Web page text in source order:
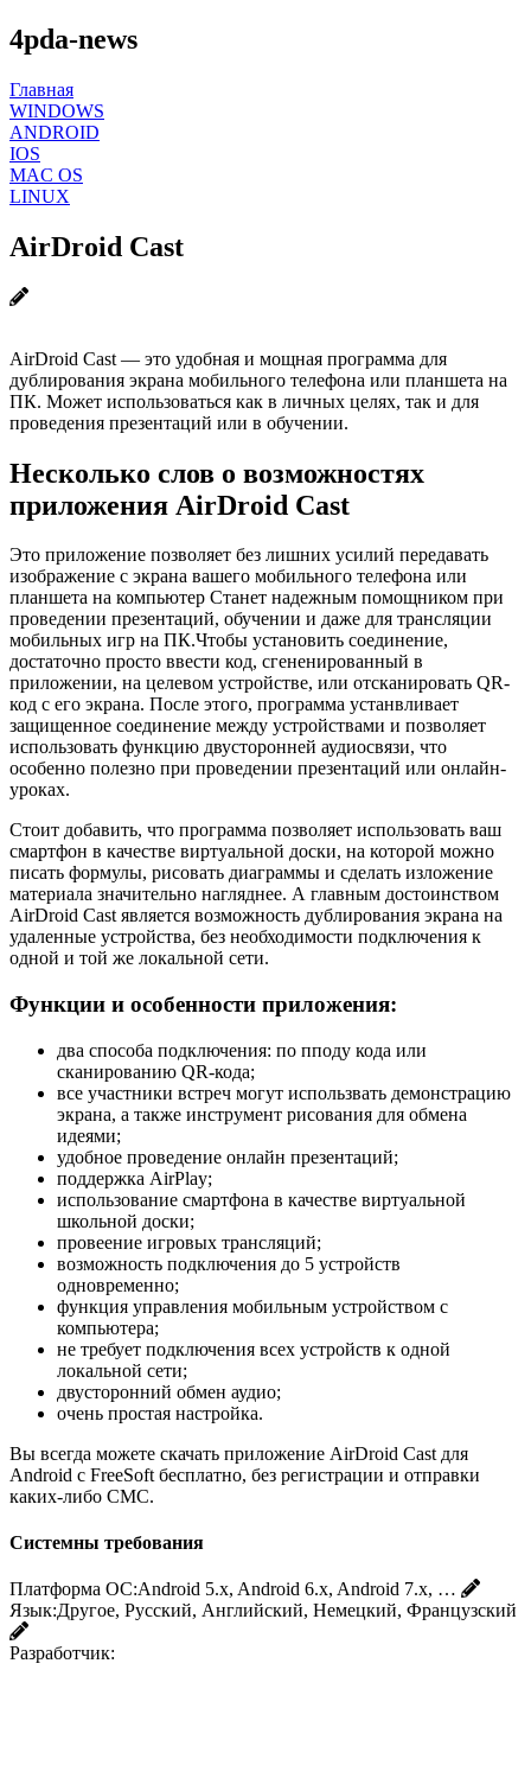
4pda-news
Главная
WINDOWS
ANDROID
IOS
MAC OS
LINUX
AirDroid Cast
AirDroid Cast — это удобная и мощная программа для
дублирования экрана мобильного телефона или планшета на
ПК. Может использоваться как в личных целях, так и для
проведения презентаций или в обучении.
Несколько слов о возможностях
приложения AirDroid Cast
Это приложение позволяет без лишних усилий передавать
изображение с экрана вашего мобильного телефона или
планшета на компьютер Станет надежным помощником при
проведении презентаций, обучении и даже для трансляции
мобильных игр на ПК.Чтобы установить соединение,
достаточно просто ввести код, сгененированный в
приложении, на целевом устройстве, или отсканировать QR-
код с его экрана. После этого, программа устанвливает
защищенное соединение между устройствами и позволяет
использовать функцию двусторонней аудиосвязи, что
особенно полезно при проведении презентаций или онлайн-
уроках.
Стоит добавить, что программа позволяет использовать ваш
смартфон в качестве виртуальной доски, на которой можно
писать формулы, рисовать диаграммы и сделать изложение
материала значительно нагляднее. А главным достоинством
AirDroid Cast является возможность дублирования экрана на
удаленные устройства, без необходимости подключения к
одной и той же локальной сети.
Функции и особенности приложения:
два способа подключения: по пподу кода или
сканированию QR-кода;
все участники встреч могут использвать демонстрацию
экрана, а также инструмент рисования для обмена
идеями;
удобное проведение онлайн презентаций;
поддержка AirPlay;
использование смартфона в качестве виртуальной
школьной доски;
провеение игровых трансляций;
возможность подключения до 5 устройств
одновременно;
функция управления мобильным устройством с
компьютера;
не требует подключения всех устройств к одной
локальной сети;
двусторонний обмен аудио;
очень простая настройка.
Вы всегда можете скачать приложение AirDroid Cast для
Android с FreeSoft бесплатно, без регистрации и отправки
каких-либо СМС.
Системны требования
Платформа ОС:Android 5.x, Android 6.x, Android 7.x, …
Язык:Другое, Русский, Английский, Немецкий, Французский
Разработчик: